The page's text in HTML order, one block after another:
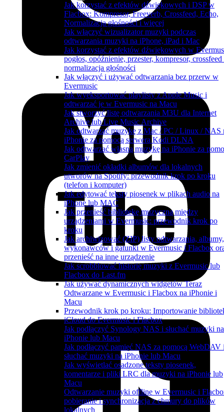
Jak korzystać z efektów dźwiękowych i DSP w
Flacbox: Kompresor, Freeverb, Crossfeed, Echo,
Normalizacja głośności i więcej
Jak włączyć wizualizator muzyki podczas
odtwarzania muzyki na iPhone, iPad i Mac
Jak korzystać z efektów dźwiękowych w
pogłos, opóźnienie, przester, kompresor, crossfeed
normalizacja głośności
Jak włączyć i używać odtwarzania bez przerw w
Evermusic
Jak wyeksportować playlisty z Apple Music i
odtwarzać je w Evermusic na Macu
Jak stworzyć listę odtwarzania M3U dla Internet
Archive lub Live Music Archive
Jak odtwarzać muzykę z Mac / PC / Linux / NAS
iPhonie za pomocą serwera Kodi DLNA
Jak odtwarzać własną muzykę na iPhonie za
CarPlay
Jak zmienić okładki albumów dla lokalnych
utworów na Spotify: przewodnik krok po kroku
(telefon i komputer)
Jak edytować teksty piosenek w plikach audio na
iPhone lub MAC
Jak przenieść bibliotekę muzyczną między
urządzeniami w Evermusic: przewodnik krok po
kroku
Jak archiwizować (ZIP) listy odtwarzania, albumy,
wykonawców i gatunki w Evermusic i Flacbox
przenieść na inne urządzenie
Jak scrobblować historię muzyki z Evermusic lub
Flacbox do Last.fm
Jak używać dynamicznych widgetów Teraz
Odtwarzane w Evermusic i Flacbox na iPhonie i
Macu
Przewodnik krok po kroku: Importowanie
iCloud do Evermusic i Flacbox
Jak podłączyć Synology NAS i słuchać muzyki na
iPhonie lub Macu
Jak podłączyć pamięć NAS za pomocą WebDAV
słuchać muzyki na iPhonie lub Macu
Jak wyświetlać osadzone teksty piosenek,
komentarze i pliki LRC dla muzyki na iPhonie lub
Macu
Odtwarzanie muzyki offline w Evermusic i
pobieranie i synchronizacja z chmury do plików
lokalnych